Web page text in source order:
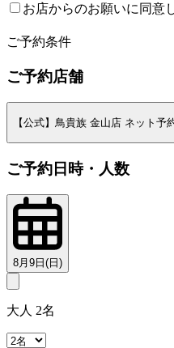
お店からのお願いに同意
ご予約条件
ご予約店舗
【公式】鳥貴族 金山店 ネット予
ご予約日時・人数
8月9日(日)
大人 2名